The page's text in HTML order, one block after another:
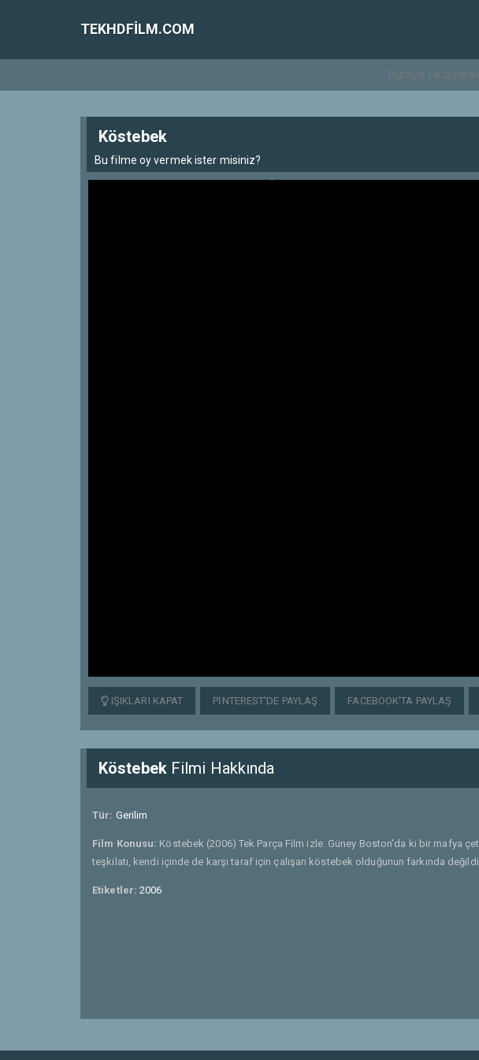
TEKHDFILM.COM
Köstebek
Bu filme oy vermek ister misiniz?
IŞIKLARI KAPAT PINTEREST'DE PAYLAŞ FACEBOOK'TA PAYLAŞ
KöstebekFilmi Hakkında
Tür: Gerilim
Film Konusu: Köstebek (2006) Tek Parça Film izle. Güney Boston'da ki bir mafya
teşkilatı, kendi içinde de karşı taraf için çalışan köstebek olduğunun farkında
Etiketler:2006